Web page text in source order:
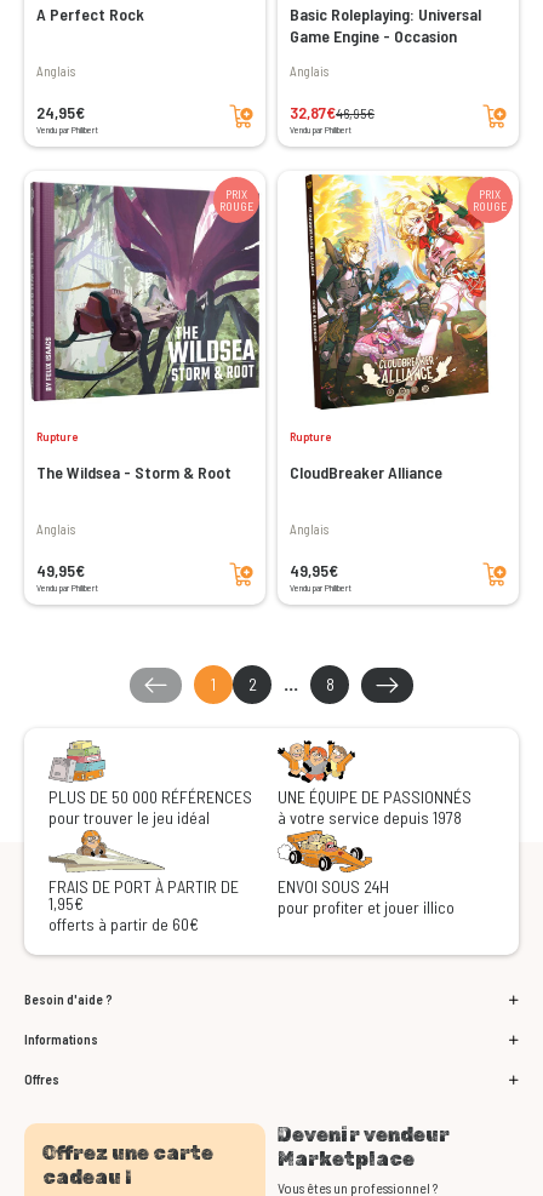
A Perfect Rock
Anglais
24,95€
Vendu par Philibert
Ajouter au panier
Basic Roleplaying: Universal
Game Engine - Occasion
Anglais
32,87€46,95€
Vendu par Philibert
Ajouter au panier
PRIX
ROUGE
Rupture
The Wildsea - Storm & Root
Anglais
49,95€
Vendu par Philibert
Ajouter au panier
PRIX
ROUGE
Rupture
CloudBreaker Alliance
Anglais
49,95€
Vendu par Philibert
Ajouter au panier
1 2 ... 8
PLUS DE 50 000 RÉFÉRENCES
pour trouver le jeu idéal
UNE ÉQUIPE DE PASSIONNÉS
à votre service depuis 1978
FRAIS DE PORT À PARTIR DE
1,95€
offerts à partir de 60€
ENVOI SOUS 24H
pour profiter et jouer illico
Besoin d'aide ?
Informations
Offres
Offrez une carte
cadeau !
Devenir vendeur
Marketplace
Vous êtes un professionnel ?